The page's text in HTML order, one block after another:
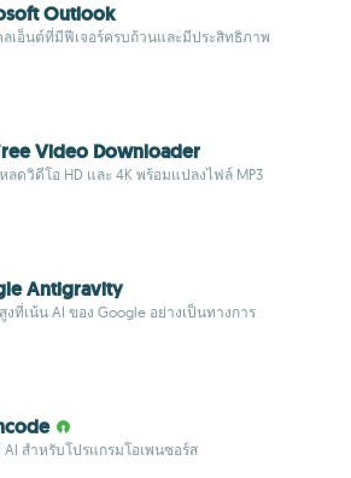
Outlook
ลเอ็นต์ที่มีฟีเจอร์ครบถ้วนและมีประสิทธิภาพ
Video Downloader
ลดวิดีโอ HD และ 4K พร้อมแปลงไฟล์ MP3
Antigravity
งที่เน้น AI ของ Google อย่างเป็นทางการ
AI สำหรับโปรแกรมโอเพนซอร์ส